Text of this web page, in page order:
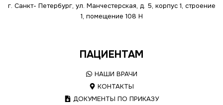
г. Санкт- Петербург, ул. Манчестерская, д. 5, корпус 1, строение
1, помещение 108 Н
ПАЦИЕНТАМ
НАШИ ВРАЧИ
КОНТАКТЫ
ДОКУМЕНТЫ ПО ПРИКАЗУ